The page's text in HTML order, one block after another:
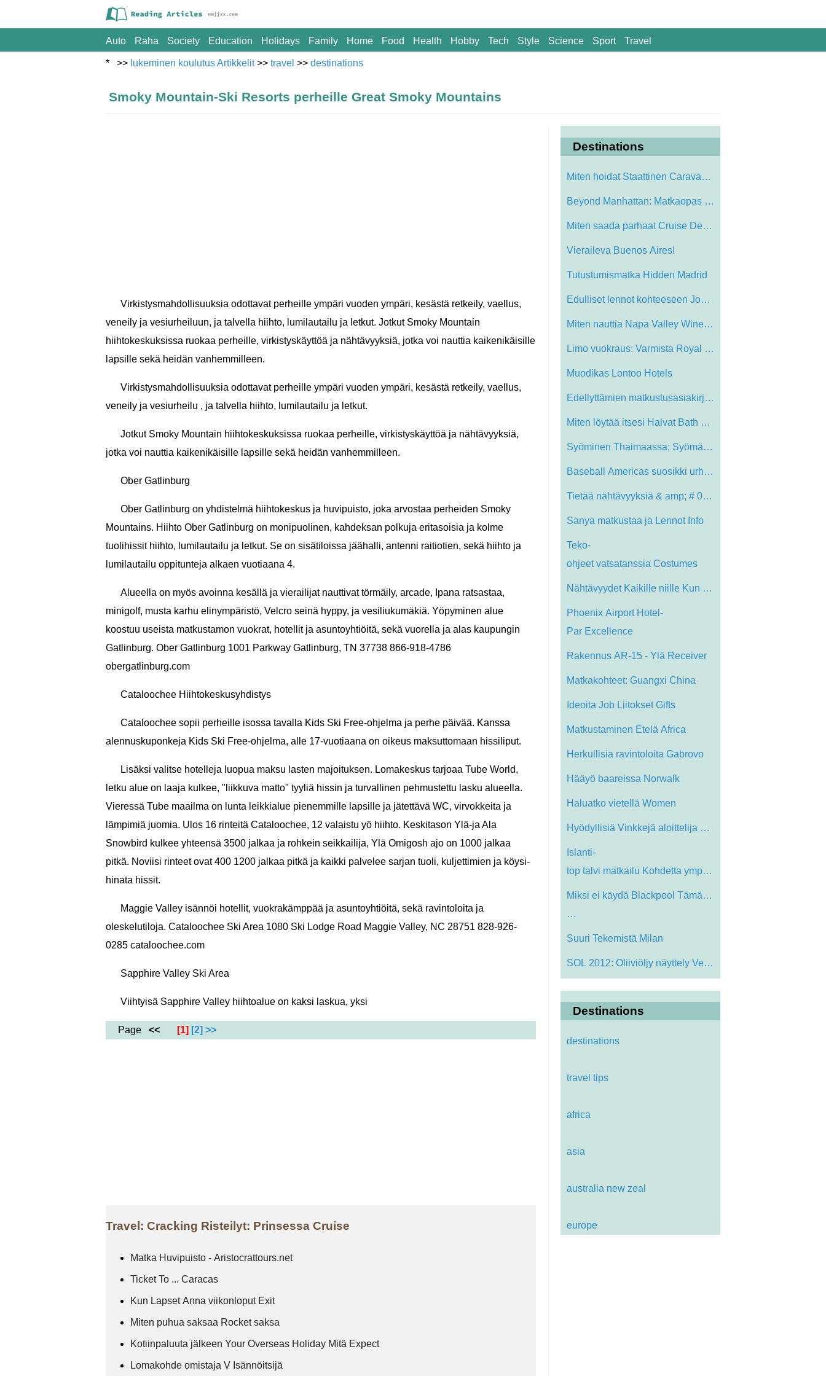
Auto Raha Society Education Holidays Family Home Food Health Hobby Tech Style Science Sport Travel
* >> lukeminen koulutus Artikkelit>> travel >> destinations
Smoky Mountain-Ski Resorts perheille Great Smoky Mountains
Virkistysmahdollisuuksia odottavat perheille ympäri vuoden ympäri, kesästä retkeily, vaellus,
veneily ja vesiurheiluun, ja talvella hiihto, lumilautailu ja letkut. Jotkut Smoky Mountain
hiihtokeskuksissa ruokaa perheille, virkistyskäyttöä ja nähtävyyksiä, jotka voi nauttia kaikenikäisille
lapsille sekä heidän vanhemmilleen.
Virkistysmahdollisuuksia odottavat perheille ympäri vuoden ympäri, kesästä retkeily, vaellus,
veneily ja vesiurheilu , ja talvella hiihto, lumilautailu ja letkut.
Jotkut Smoky Mountain hiihtokeskuksissa ruokaa perheille, virkistyskäyttöä ja nähtävyyksiä,
jotka voi nauttia kaikenikäisille lapsille sekä heidän vanhemmilleen.
Ober Gatlinburg
Ober Gatlinburg on yhdistelmä hiihtokeskus ja huvipuisto, joka arvostaa perheiden Smoky
Mountains. Hiihto Ober Gatlinburg on monipuolinen, kahdeksan polkuja eritasoisia ja kolme
tuolihissit hiihto, lumilautailu ja letkut. Se on sisätiloissa jäähalli, antenni raitiotien, sekä hiihto ja
lumilautailu oppitunteja alkaen vuotiaana 4.
Alueella on myös avoinna kesällä ja vierailijat nauttivat törmäily, arcade, Ipana ratsastaa,
minigolf, musta karhu elinympäristö, Velcro seinä hyppy, ja vesiliukumäkiä. Yöpyminen alue
koostuu useista matkustamon vuokrat, hotellit ja asuntoyhtiöitä, sekä vuorella ja alas kaupungin
Gatlinburg. Ober Gatlinburg 1001 Parkway Gatlinburg, TN 37738 866-918-4786
obergatlinburg.com
Cataloochee Hiihtokeskusyhdistys
Cataloochee sopii perheille isossa tavalla Kids Ski Free-ohjelma ja perhe päivää. Kanssa
alennuskuponkeja Kids Ski Free-ohjelma, alle 17-vuotiaana on oikeus maksuttomaan hissiliput.
Lisäksi valitse hotelleja luopua maksu lasten majoituksen. Lomakeskus tarjoaa Tube World,
letku alue on laaja kulkee, "liikkuva matto" tyyliä hissin ja turvallinen pehmustettu lasku alueella.
Vieressä Tube maailma on lunta leikkialue pienemmille lapsille ja jätettävä WC, virvokkeita ja
lämpimiä juomia. Ulos 16 rinteitä Cataloochee, 12 valaistu yö hiihto. Keskitason Ylä-ja Ala
Snowbird kulkee yhteensä 3500 jalkaa ja rohkein seikkailija, Ylä Omigosh ajo on 1000 jalkaa
pitkä. Noviisi rinteet ovat 400 1200 jalkaa pitkä ja kaikki palvelee sarjan tuoli, kuljettimien ja köysi-
hinata hissit.
Maggie Valley isännöi hotellit, vuokrakämppää ja asuntoyhtiöitä, sekä ravintoloita ja
oleskelutiloja. Cataloochee Ski Area 1080 Ski Lodge Road Maggie Valley, NC 28751 828-926-
0285 cataloochee.com
Sapphire Valley Ski Area
Viihtyisä Sapphire Valley hiihtoalue on kaksi laskua, yksi
Page << [1] [2] >>
Travel: Cracking Risteilyt: Prinsessa Cruise
Matka Huvipuisto - Aristocrattours.net
Ticket To ... Caracas
Kun Lapset Anna viikonloput Exit
Miten puhua saksaa Rocket saksa
Kotiinpaluuta jälkeen Your Overseas Holiday Mitä Expect
Lomakohde omistaja V Isännöitsijä
Destinations
Miten hoidat Staattinen Caravan aikana o…
Beyond Manhattan: Matkaopas Hudson Valle…
Miten saada parhaat Cruise Deal unelma V…
Vieraileva Buenos Aires!
Tutustumismatka Hidden Madrid
Edulliset lennot kohteeseen Johannesburg…
Miten nauttia Napa Valley Wine Tour
Limo vuokraus: Varmista Royal Travel
Muodikas Lontoo Hotels
Edellyttämien matkustusasiakirjojen You…
Miten löytää itsesi Halvat Bath Hotel…
Syöminen Thaimaassa; Syömäpuikot, lus…
Baseball Americas suosikki urheilu
Tietää nähtävyyksiä & amp; # 039; t…
Sanya matkustaa ja Lennot Info
Teko-
ohjeet vatsatanssia Costumes
Nähtävyydet Kaikille niille Kun Lennot…
Phoenix Airport Hotel-
Par Excellence
Rakennus AR-15 - Ylä Receiver
Matkakohteet: Guangxi China
Ideoita Job Liitokset Gifts
Matkustaminen Etelä Africa
Herkullisia ravintoloita Gabrovo
Hääyö baareissa Norwalk
Haluatko vietellä Women
Hyödyllisiä Vinkkejä aloittelija Golf…
Islanti-
top talvi matkailu Kohdetta ympä…
Miksi ei käydä Blackpool Tämä vuosi,
…
Suuri Tekemistä Milan
SOL 2012: Oliiviöljy näyttely Veronass…
Destinations
destinations
travel tips
africa
asia
australia new zeal
europe